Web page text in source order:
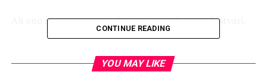
Ali ono što mene najviše boli nije ni jedna od tih stvari.
leđa vlastitoj reprezentaciji.
CONTINUE READING
YOU MAY LIKE